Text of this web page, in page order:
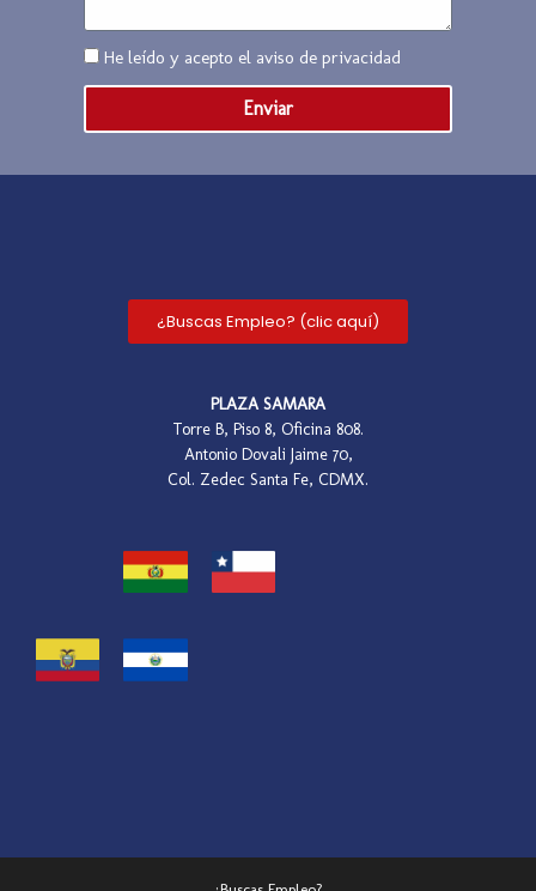
¿Buscas Empleo? (clic aquí)
PLAZA SAMARA
Torre B, Piso 8, Oficina 808.
Antonio Dovali Jaime 70,
Col. Zedec Santa Fe, CDMX.
He leído y acepto el aviso de privacidad
Enviar